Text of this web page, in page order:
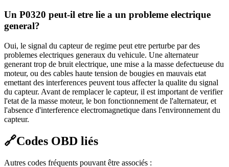
Un P0320 peut-il etre lie a un probleme electrique
general?
Oui, le signal du capteur de regime peut etre perturbe par des
problemes electriques generaux du vehicule. Une alternateur
generant trop de bruit electrique, une mise a la masse defectueuse du
moteur, ou des cables haute tension de bougies en mauvais etat
emettant des interferences peuvent tous affecter la qualite du signal
du capteur. Avant de remplacer le capteur, il est important de verifier
l'etat de la masse moteur, le bon fonctionnement de l'alternateur, et
l'absence d'interference electromagnetique dans l'environnement du
capteur.
🔗Codes OBD liés
Autres codes fréquents pouvant être associés :